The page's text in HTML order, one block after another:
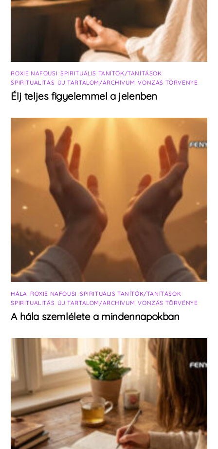
ROXIE NAFOUSI ,SPIRITUÁLIS TANÍTÓK/TANÍTÁSOK
SPIRITUALITÁS ÚJ TARTALOM/ARCHÍVUM ,VONZÁS TÖRVÉNYE
Élj teljes figyelemmel a jelenben
HÁLA ROXIE NAFOUSI SPIRITUÁLIS TANÍTÓK/TANÍTÁSOK
SPIRITUALITÁS ÚJ TARTALOM/ARCHÍVUM ,VONZÁS TÖRVÉNYE
A hála szemlélete a mindennapokban